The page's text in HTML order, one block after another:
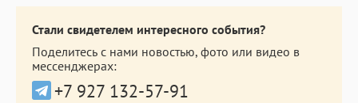
Стали свидетелем интересного события?
Поделитесь с нами новостью, фото или видео в
мессенджерах:
+7 927 132-57-91